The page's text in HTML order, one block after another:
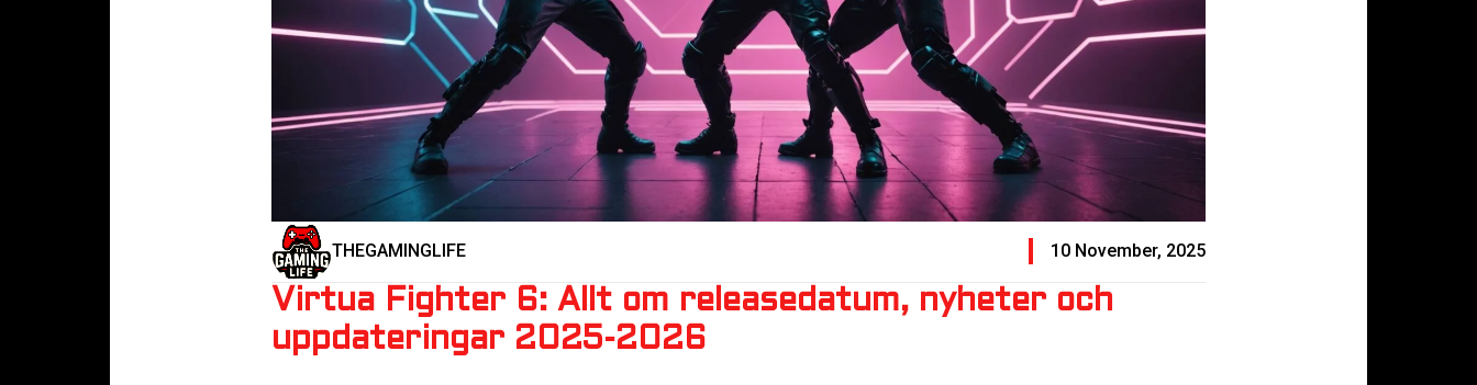
THEGAMINGLIFE 10 November, 2025
Virtua Fighter 6: Allt om releasedatum, nyheter och
uppdateringar 2025-2026